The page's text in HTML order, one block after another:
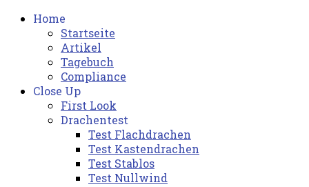
Home
Startseite
Artikel
Tagebuch
Compliance
Close Up
First Look
Drachentest
Test Flachdrachen
Test Kastendrachen
Test Stablos
Test Nullwind